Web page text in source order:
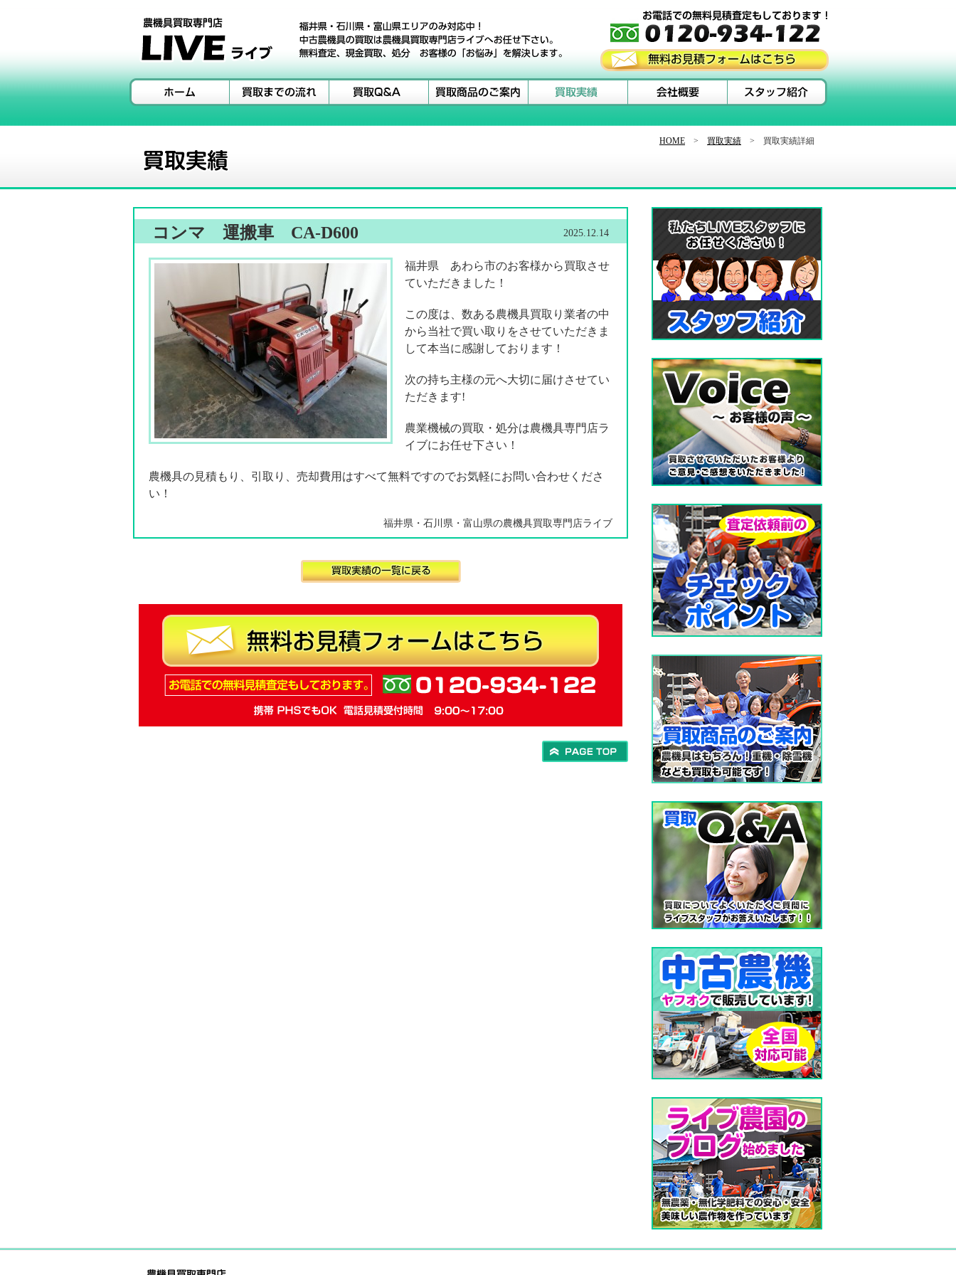
HOME > 買取実績 > 買取実績詳細
コンマ 運搬車 CA-D600 2025.12.14
福井県 あわら市のお客様から買取させ
ていただきました！
この度は、数ある農機具買取り業者の中
から当社で買い取りをさせていただきま
して本当に感謝しております！
次の持ち主様の元へ大切に届けさせてい
ただきます!
農業機械の買取・処分は農機具専門店ラ
イブにお任せ下さい！
農機具の見積もり、引取り、売却費用はすべて無料ですのでお気軽にお問い合わせくださ
い！
福井県・石川県・富山県の農機具買取専門店ライブ